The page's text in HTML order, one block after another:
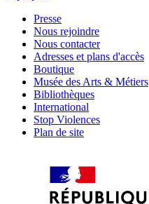
Presse
Nous rejoindre
Nous contacter
Adresses et plans d'accès
Boutique
Musée des Arts & Métiers
Bibliothèques
International
Stop Violences
Plan de site